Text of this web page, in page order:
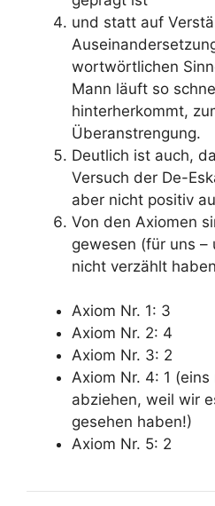
und statt auf
wortwörtlichen
Mann läuft so
hinterherkommt,
Überanstrengung.
Deutlich ist auch,
Versuch der De-
aber nicht positiv
Von den Axiomen
gewesen (für uns –
nicht verzählt
Axiom Nr. 1: 3
Axiom Nr. 2: 4
Axiom Nr. 3: 2
Axiom Nr. 4: 1
abziehen, weil wir
gesehen haben!)
Axiom Nr. 5: 2